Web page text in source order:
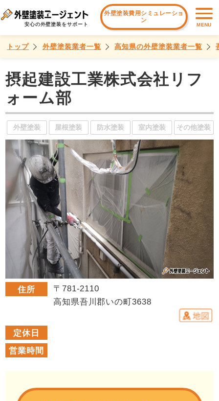
安心の外壁塗装をサポート
外壁塗装費用シミュレーショ
ン
MENU
トップ 外壁塗装業者一覧 高知県の外壁塗装業者一覧
摂起建設工業株式会社リフ
ォーム部
外壁塗装 屋根塗装 防水塗装 室内塗装 その他塗装
住所
〒781-2110
高知県吾川郡いの町3638
定休日
営業時間